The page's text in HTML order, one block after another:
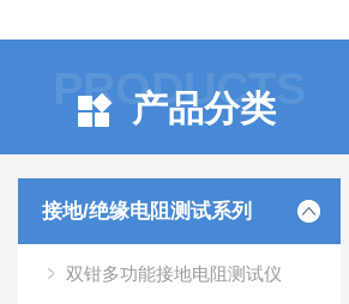
PRODUCTS
产品分类
接地/绝缘电阻测试系列
双钳多功能接地电阻测试仪